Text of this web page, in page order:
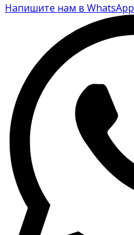
Напишите нам в WhatsApp